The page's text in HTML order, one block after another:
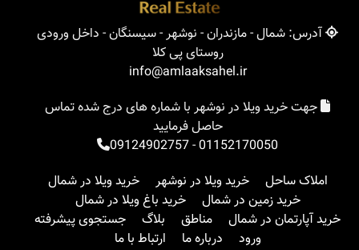
آدرس: شمال - مازندران - نوشهر - سیسنگان - داخل ورودی
روستای پی کلا
info@amlaaksahel.ir
جهت خرید ویلا در نوشهر با شماره های درج شده تماس
حاصل فرمایید
01152170050
-
09124902757
املاک ساحل
خرید ویلا در نوشهر
خرید ویلا در شمال
خرید زمین در شمال
خرید باغ ویلا در شمال
خرید آپارتمان در شمال
مناطق بلاگ
جستجوی پیشرفته
ورود
درباره ما ارتباط با ما